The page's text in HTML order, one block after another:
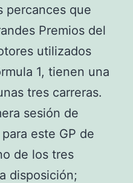
percances que
Premios del
utilizados
1, tienen una
tres carreras.
sesión de
este GP de
de los tres
disposición;